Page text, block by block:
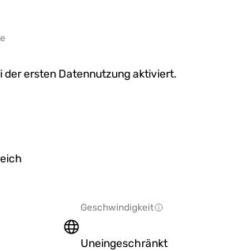
der ersten Datennutzung aktiviert.
Geschwindigkeit
Uneingeschränkt